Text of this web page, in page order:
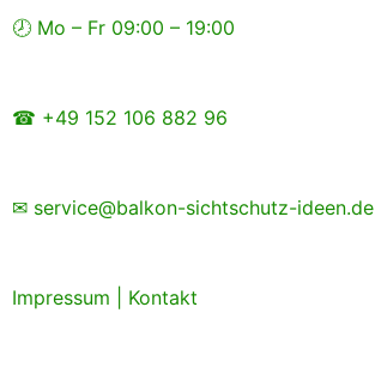
Zum
🕗 Mo – Fr 09:00 – 19:00
☎ +49 152 106 882 96
✉ service@balkon-sichtschutz-ideen.de
Impressum Kontakt